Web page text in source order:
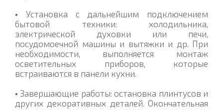
• Установка с дальнейшим подключением
бытовой техники: холодильника,
электрической духовки или печи,
посудомоечной машины и вытяжки и др. При
необходимости, выполняется монтаж
осветительных приборов, которые
встраиваются в панели кухни.
• Завершающие работы: остановка плинтусов и
других декоративных деталей. Окончательная